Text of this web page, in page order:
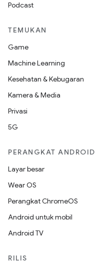
Podcast
TEMUKAN
Game
Machine Learning
Kesehatan & Kebugaran
Kamera & Media
Privasi
5G
PERANGKAT ANDROID
Layar besar
Wear OS
Perangkat ChromeOS
Android untuk mobil
Android TV
RILIS